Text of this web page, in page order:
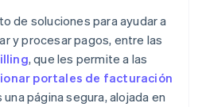
de soluciones para ayudar a
y procesar pagos, entre las
, que les permite a las
portales de facturación
una página segura, alojada en